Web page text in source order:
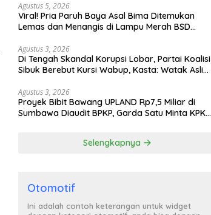
Agustus 5, 2026
Viral! Pria Paruh Baya Asal Bima Ditemukan
Lemas dan Menangis di Lampu Merah BSD
Agustus 3, 2026
Di Tengah Skandal Korupsi Lobar, Partai Koalisi
Sibuk Berebut Kursi Wabup, Kasta: Watak Asli
Agustus 3, 2026
Proyek Bibit Bawang UPLAND Rp7,5 Miliar di
Sumbawa Diaudit BPKP, Garda Satu Minta KPK
Selengkapnya
Otomotif
Ini adalah contoh keterangan untuk widget